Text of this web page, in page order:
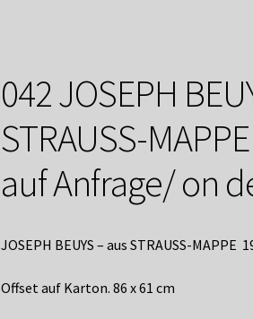
042 JOSEPH
STRAUSS-
auf Anfrage/ on
JOSEPH BEUYS – aus STRAUSS-MAPPE
Offset auf Karton. 86 x 61 cm